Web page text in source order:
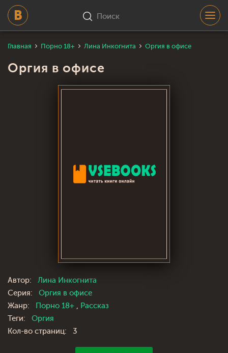
Поиск
Главная Порно 18+ Лина Инкогнита Оргия в офисе
Оргия в офисе
Автор:
Лина Инкогнита
Серия:
Оргия в офисе
Жанр:
Порно 18+ , Рассказ
Теги:
Оргия
Кол-во страниц:
3